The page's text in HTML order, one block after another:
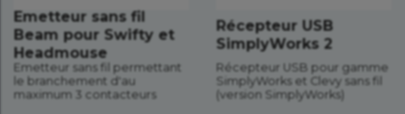
Emetteur sans fil
Beam pour Swifty et
Headmouse
Emetteur sans fil permettant
le branchement d'au
maximum 3 contacteurs
Récepteur USB
SimplyWorks 2
Récepteur USB pour gamme
SimplyWorks et Clevy sans fil
(version SimplyWorks)